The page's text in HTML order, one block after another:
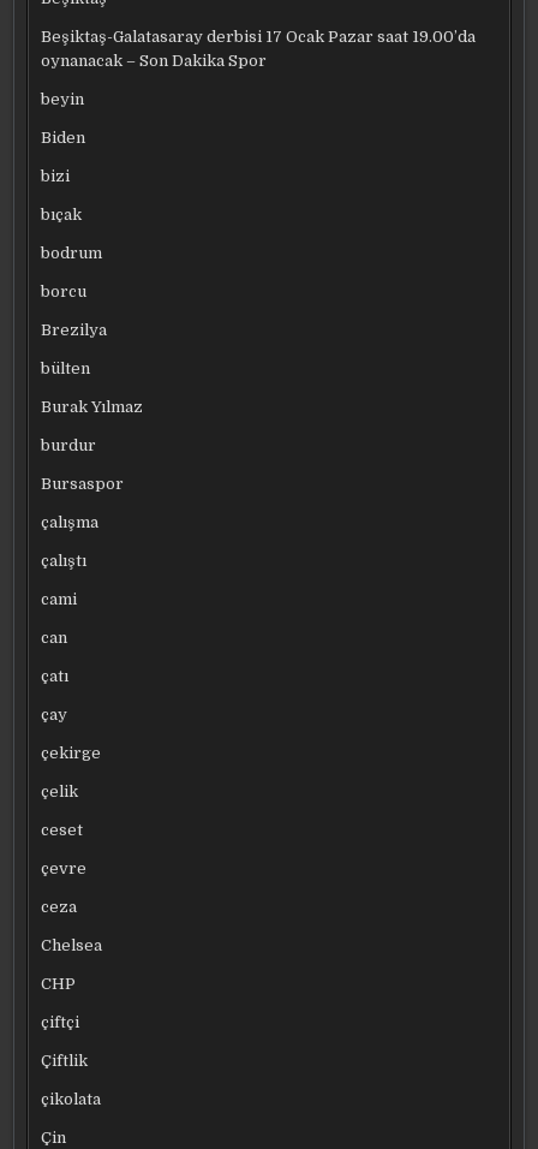
Beşiktaş-Galatasaray derbisi 17 Ocak Pazar saat 19.00’da
oynanacak – Son Dakika Spor
beyin
Biden
bizi
bıçak
bodrum
borcu
Brezilya
bülten
Burak Yılmaz
burdur
Bursaspor
çalışma
çalıştı
cami
can
çatı
çay
çekirge
çelik
ceset
çevre
ceza
Chelsea
CHP
çiftçi
Çiftlik
çikolata
Çin